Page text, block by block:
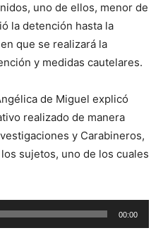
uno de ellos, menor de
la detención hasta la
que se realizará la
y medidas cautelares.
de Miguel explicó
realizado de manera
y Carabineros,
sujetos, uno de los cuales
00:00